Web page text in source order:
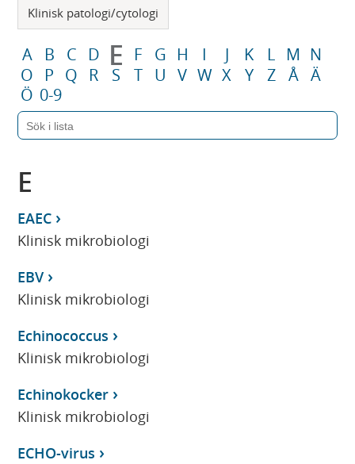
Klinisk patologi/cytologi
A B C D E F G H I J K L M N
O
P Q R S T U V W X Y Z Å Ä
Ö 0-9
E
EAEC
Klinisk mikrobiologi
EBV
Klinisk mikrobiologi
Echinococcus
Klinisk mikrobiologi
Echinokocker
Klinisk mikrobiologi
ECHO-virus